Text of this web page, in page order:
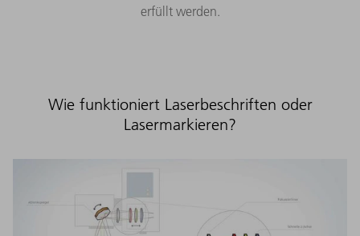
erfüllt werden.
Wie funktioniert Laserbeschriften oder
Lasermarkieren?